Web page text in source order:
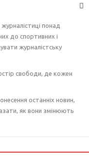
понад
до спортивних і
журналістську
свободи, де кожен
останніх новин,
як вони змінюють